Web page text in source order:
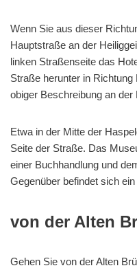
Wenn Sie aus dieser
Hauptstraße an der
linken Straßenseite das
Straße herunter in
obiger Beschreibung an
Etwa in der Mitte der
Seite der Straße. Das
einer Buchhandlung und
Gegenüber befindet sich
von der Alten
Gehen Sie von der Alten